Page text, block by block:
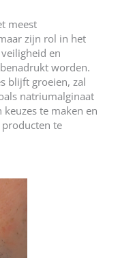
meest
zijn rol in het
en
worden.
blijft groeien, zal
natriumalginaat
te maken en
te